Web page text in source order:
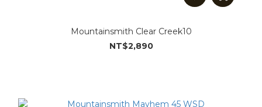
Mountainsmith Clear Creek10
NT$2,890